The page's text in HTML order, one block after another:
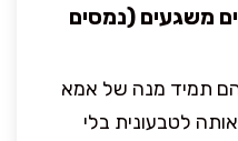
משגעים (נמסים
הם תמיד מנה של אמא
לטבעונית בלי